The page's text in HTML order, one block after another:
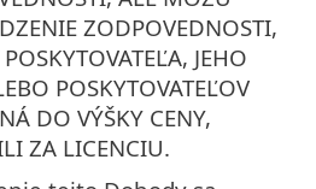
ZODPOVEDNOSTI,
JEHO
POSKYTOVATEĽOV
DO VÝŠKY CENY,
ZA LICENCIU.